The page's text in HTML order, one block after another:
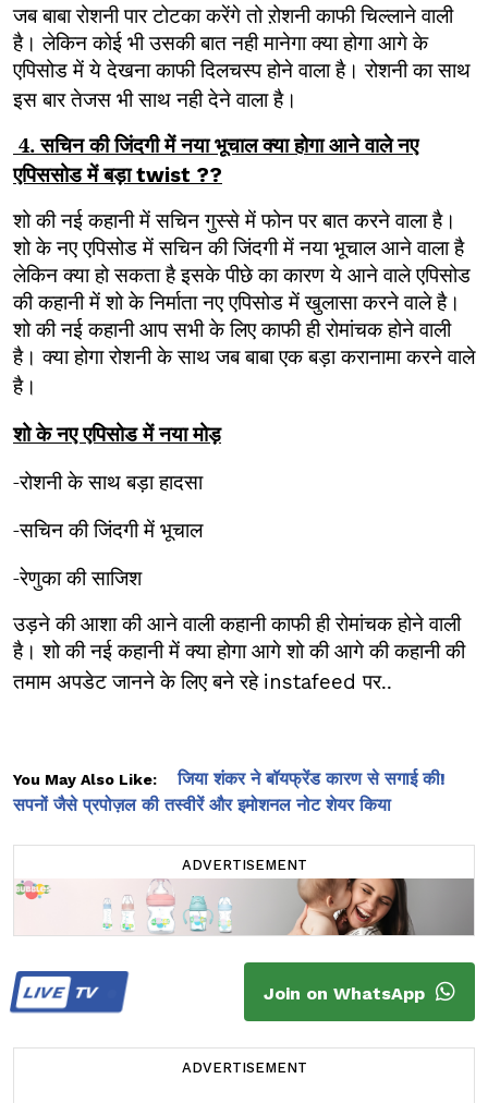
जब बाबा रोशनी पार टोटका करेंगे तो ऱोशनी काफी चिल्लाने वाली
है। लेकिन कोई भी उसकी बात नही मानेगा क्या होगा आगे के
एपिसोड में ये देखना काफी दिलचस्प होने वाला है। रोशनी का साथ
इस बार तेजस भी साथ नही देने वाला है।
4. सचिन की जिंदगी में नया भूचाल क्या होगा आने वाले नए
एपिससोड में बड़ाtwist ??
शो की नई कहानी में सचिन गुस्से में फोन पर बात करने वाला है।
शो के नए एपिसोड में सचिन की जिंदगी में नया भूचाल आने वाला है
लेकिन क्या हो सकता है इसके पीछे का कारण ये आने वाले एपिसोड
की कहानी में शो के निर्माता नए एपिसोड में खुलासा करने वाले है।
शो की नई कहानी आप सभी के लिए काफी ही रोमांचक होने वाली
है। क्या होगा रोशनी के साथ जब बाबा एक बड़ा करानामा करने वाले
है।
शो के नए एपिसोड में नया मोड़
-रोशनी के साथ बड़ा हादसा
-सचिन की जिंदगी में भूचाल
-रेणुका की साजिश
उड़ने की आशा की आने वाली कहानी काफी ही रोमांचक होने वाली
है। शो की नई कहानी में क्या होगा आगे शो की आगे की कहानी की
तमाम अपडेट जानने के लिए बने रहे instafeedपर..
You May Also Like:
जिया शंकर ने बॉयफ्रेंड कारण से सगाई की!
सपनों जैसे प्रपोज़ल की तस्वीरें और इमोशनल नोट शेयर किया
ADVERTISEMENT
LIVETV Join on WhatsApp
ADVERTISEMENT